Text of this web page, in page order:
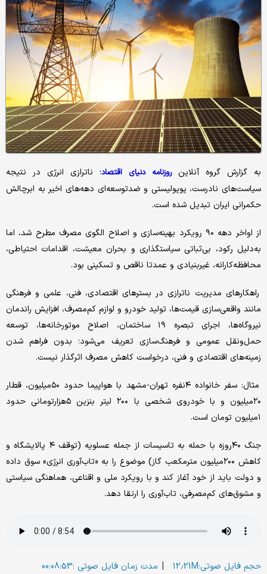
به گزارش گروه آنلاینروزنامه دنیای اقتصاد؛ ناترازی انرژی در نتیجه
سیاست‌های نادرست، پوپولیستی و ضدتوسعه‌ای دهه‌های اخیر به ابرچالش
حکمرانی ایران تبدیل شده است.
‌از اواخر دهه ۹۰ رویکرد بهینه‌سازی و اصلاح الگوی مصرف مطرح شد، اما
به‌دلیل رکود، بی‌ثباتی سیاستگذاری و بحران معیشت، اقدامات احتیاطی،
محافظه‌کارانه، غیربنیادی و عمدتا ناقص و تسکینی بود.
‌ راهکارهای مدیریت ناترازی در بسترهای اقتصادی، فنی، علمی و فرهنگی
مانند واقعی‌سازی قیمت‌ها، تولید خودرو و لوازم کم‌مصرف، افزایش راندمان
نیروگاه‌ها، اجرای تبصره ۱۹ ساختمان، اصلاح موتورخانه‌ها، توسعه
حمل‌ونقل عمومی و فرهنگ‌سازی تعریف می‌شود؛ بدون فراهم شدن
زمینه‌های اقتصادی و فنی، درخواست کاهش مصرف اثرگذار نیست.
‌ مثال: سفر خانواده ۴نفره تهران-مشهد با هواپیما حدود ۵۰میلیون، قطار
۲۰میلیون و با خودروی شخصی با ۲۰۰ لیتر بنزین ۵هزارتومانی حدود
۱میلیون تومان است.
‌جنگ ۴۰روزه با حمله به تاسیسات از جمله عسلویه (توقف ۴ پالایشگاه و
کاهش ۲۰۰میلیون مترمکعب گاز) موضوع را به «تاب‌آوری انرژی» سوق داده
و دولت باید از خود آغاز کند و با رویکرد ملی و اقناعی، هماهنگی سیاستی
و مشوق‌های کم‌مصرفی، تاب‌آوری را ارتقا دهد.
حجم فایل صوتی:12.21M | مدت زمان فایل صوتی :00:08:53